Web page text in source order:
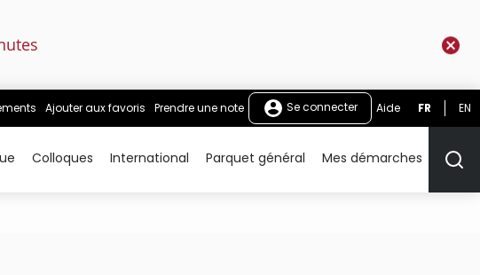
Ajouter aux favoris Prendre une note Se connecter Aide FR EN
Colloques International Parquet général Mes démarches